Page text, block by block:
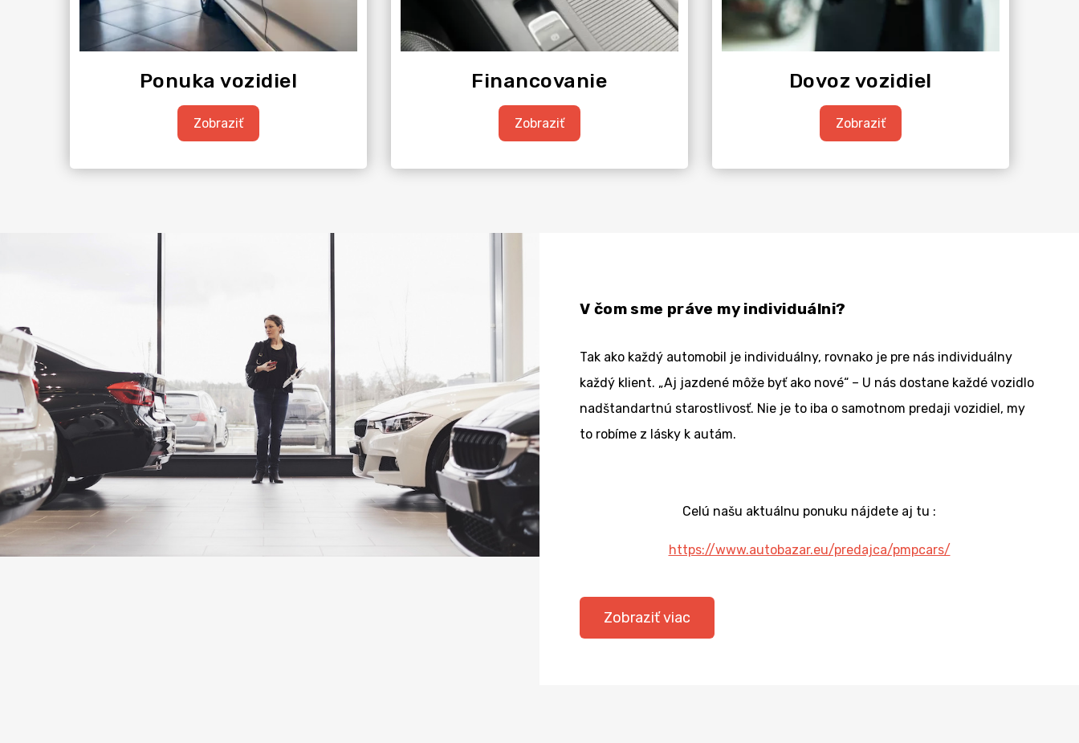
Ponuka vozidiel
Zobraziť
Financovanie
Zobraziť
Dovoz vozidiel
Zobraziť
V čom sme práve my individuálni?
Tak ako každý automobil je individuálny, rovnako je pre nás individuálny
každý klient. „Aj jazdené môže byť ako nové“ – U nás dostane každé vozidlo
nadštandartnú starostlivosť. Nie je to iba o samotnom predaji vozidiel, my
to robíme z lásky k autám.
Celú našu aktuálnu ponuku nájdete aj tu :
https://www.autobazar.eu/predajca/pmpcars/
Zobraziť viac